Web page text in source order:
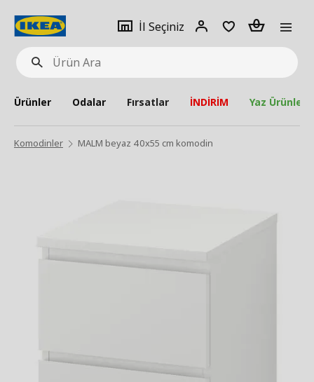
Ürün
Ara
İl Seçiniz
Giriş
Adet
Ürünler Odalar Fırsatlar İNDİRİM Yaz Ürünleri
Komodinler MALM beyaz 40x55 cm komodin